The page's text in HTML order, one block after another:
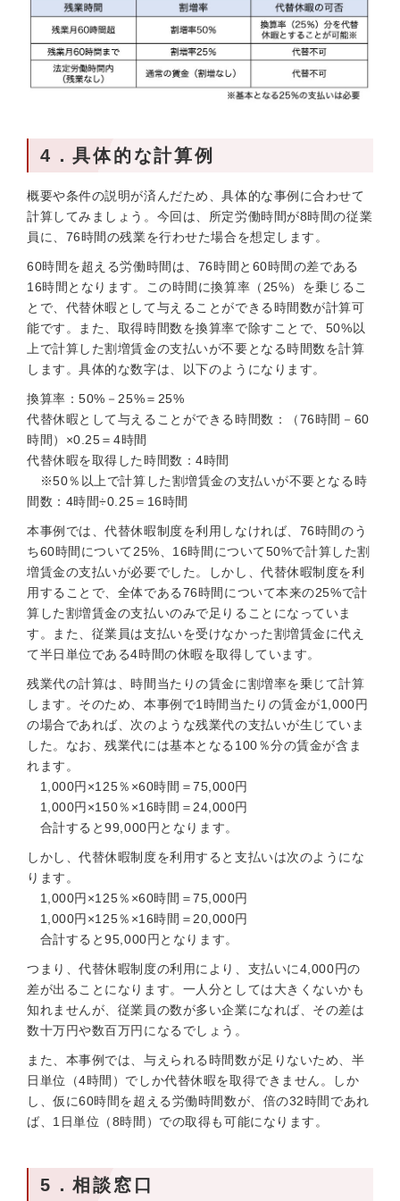
4．具体的な計算例
概要や条件の説明が済んだため、具体的な事例に合わせて
計算してみましょう。今回は、所定労働時間が8時間の従業
員に、76時間の残業を行わせた場合を想定します。
60時間を超える労働時間は、76時間と60時間の差である
16時間となります。この時間に換算率（25%）を乗じるこ
とで、代替休暇として与えることができる時間数が計算可
能です。また、取得時間数を換算率で除すことで、50%以
上で計算した割増賃金の支払いが不要となる時間数を計算
します。具体的な数字は、以下のようになります。
換算率：50%－25%＝25%
代替休暇として与えることができる時間数：（76時間－60
時間）×0.25＝4時間
代替休暇を取得した時間数：4時間
※50％以上で計算した割増賃金の支払いが不要となる時
間数：4時間÷0.25＝16時間
本事例では、代替休暇制度を利用しなければ、76時間のう
ち60時間について25%、16時間について50%で計算した割
増賃金の支払いが必要でした。しかし、代替休暇制度を利
用することで、全体である76時間について本来の25%で計
算した割増賃金の支払いのみで足りることになっていま
す。また、従業員は支払いを受けなかった割増賃金に代え
て半日単位である4時間の休暇を取得しています。
残業代の計算は、時間当たりの賃金に割増率を乗じて計算
します。そのため、本事例で1時間当たりの賃金が1,000円
の場合であれば、次のような残業代の支払いが生じていま
した。なお、残業代には基本となる100％分の賃金が含ま
れます。
1,000円×125％×60時間＝75,000円
1,000円×150％×16時間＝24,000円
合計すると99,000円となります。
しかし、代替休暇制度を利用すると支払いは次のようにな
ります。
1,000円×125％×60時間＝75,000円
1,000円×125％×16時間＝20,000円
合計すると95,000円となります。
つまり、代替休暇制度の利用により、支払いに4,000円の
差が出ることになります。一人分としては大きくないかも
知れませんが、従業員の数が多い企業になれば、その差は
数十万円や数百万円になるでしょう。
また、本事例では、与えられる時間数が足りないため、半
日単位（4時間）でしか代替休暇を取得できません。しか
し、仮に60時間を超える労働時間数が、倍の32時間であれ
ば、1日単位（8時間）での取得も可能になります。
5．相談窓口